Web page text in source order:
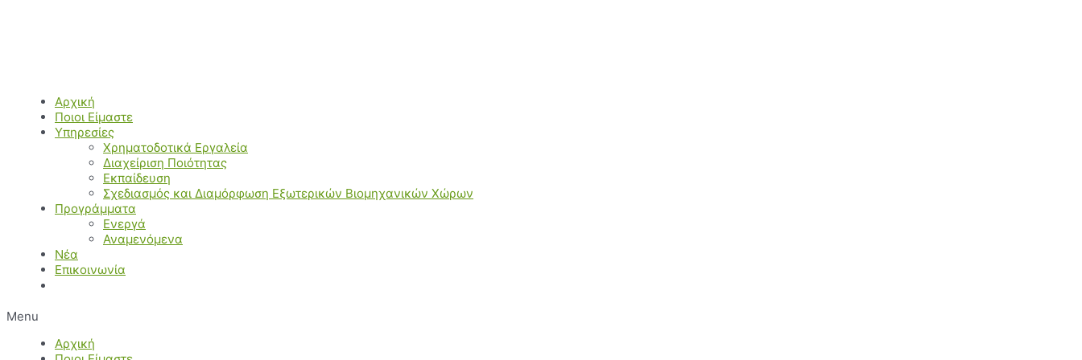
Αρχική
Ποιοι Είμαστε
Υπηρεσίες
Χρηματοδοτικά Εργαλεία
Διαχείριση Ποιότητας
Εκπαίδευση
Σχεδιασμός και Διαμόρφωση Εξωτερικών Βιομηχανικών Χώρων
Προγράμματα
Ενεργά
Αναμενόμενα
Νέα
Επικοινωνία
Menu
Αρχική